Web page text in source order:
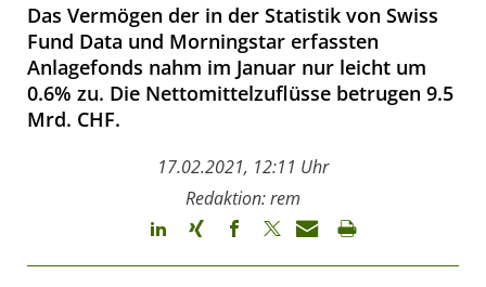
Das Vermögen der in der Statistik von Swiss
Fund Data und Morningstar erfassten
Anlagefonds nahm im Januar nur leicht um
0.6% zu. Die Nettomittelzuflüsse betrugen 9.5
Mrd. CHF.
17.02.2021, 12:11 Uhr
Redaktion: rem